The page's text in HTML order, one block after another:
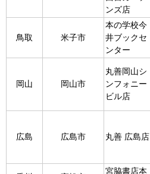
ンズ店
鳥取 米子市
本の学校今
井ブックセ
ンター
岡山 岡山市
丸善岡山シ
ンフォニー
ビル店
広島 広島市 丸善 広島店
宮脇書店本